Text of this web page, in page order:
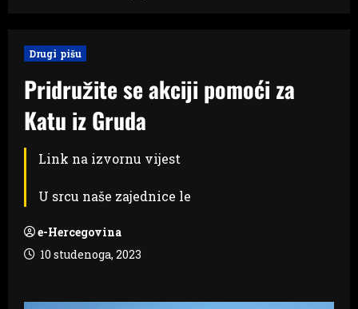
Drugi pišu
Pridružite se akciji pomoći za
Katu iz Gruda
Link na izvornu vijest
U srcu naše zajednice le
e-Hercegovina
10 studenoga, 2023